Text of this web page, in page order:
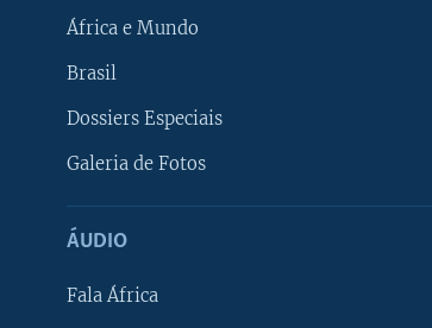
África e Mundo
Brasil
Dossiers Especiais
Galeria de Fotos
ÁUDIO
Fala África